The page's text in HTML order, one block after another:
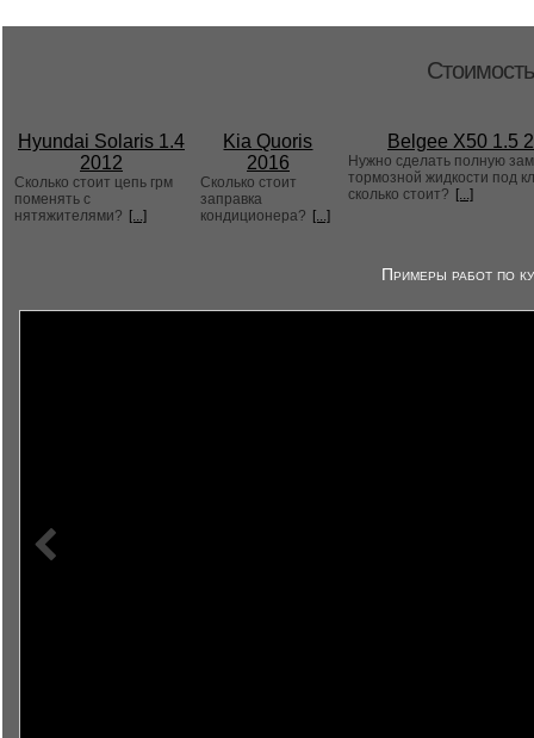
Hyundai Solaris 1.4
2012
Сколько стоит цепь грм
поменять с
нятяжителями? [...]
Kia Quoris
2016
Сколько стоит
заправка
кондиционера? [...]
Belgee X50 1.5
Нужно сделать полную
тормозной жидкости под
сколько стоит? [...]
Примеры работ по